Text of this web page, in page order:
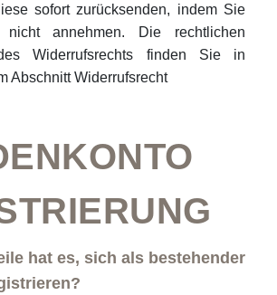
sofort zurücksenden, indem Sie
annehmen. Die rechtlichen
Widerrufsrechts finden Sie in
Abschnitt Widerrufsrecht
hat es, sich als bestehender